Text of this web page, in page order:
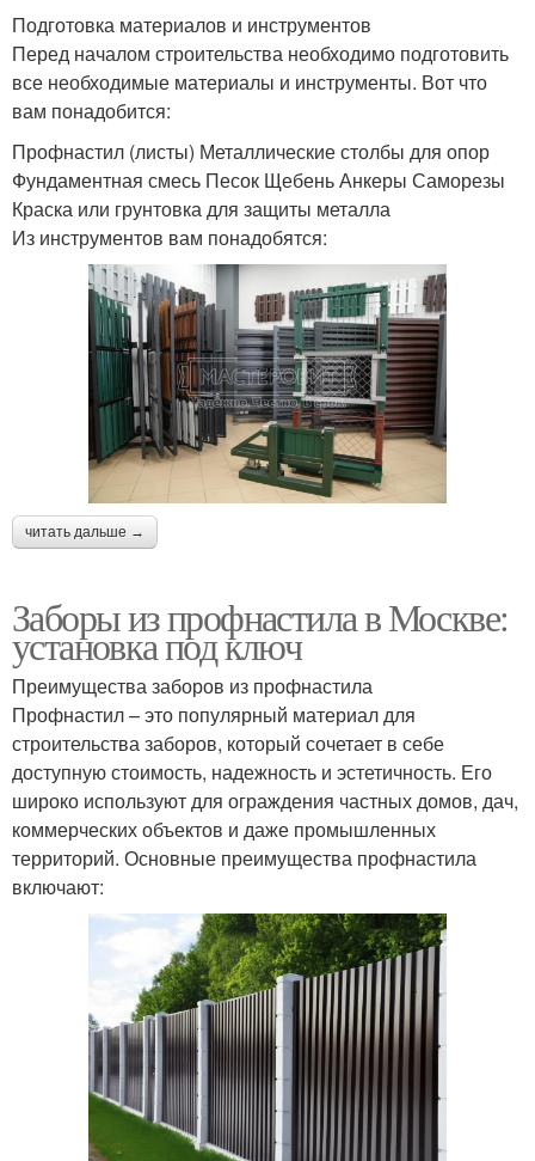
Подготовка материалов и инструментов
Перед началом строительства необходимо подготовить
все необходимые материалы и инструменты. Вот что
вам понадобится:
Профнастил (листы) Металлические столбы для опор
Фундаментная смесь Песок Щебень Анкеры Саморезы
Краска или грунтовка для защиты металла
Из инструментов вам понадобятся:
читать дальше →
Заборы из профнастила в Москве:
установка под ключ
Преимущества заборов из профнастила
Профнастил – это популярный материал для
строительства заборов, который сочетает в себе
доступную стоимость, надежность и эстетичность. Его
широко используют для ограждения частных домов, дач,
коммерческих объектов и даже промышленных
территорий. Основные преимущества профнастила
включают: